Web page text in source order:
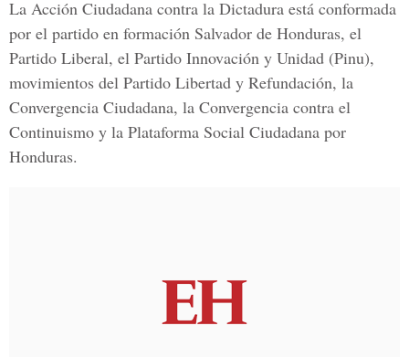
La Acción Ciudadana contra la Dictadura está conformada
por el partido en formación Salvador de Honduras, el
Partido Liberal, el Partido Innovación y Unidad (Pinu),
movimientos del Partido Libertad y Refundación, la
Convergencia Ciudadana, la Convergencia contra el
Continuismo y la Plataforma Social Ciudadana por
Honduras.